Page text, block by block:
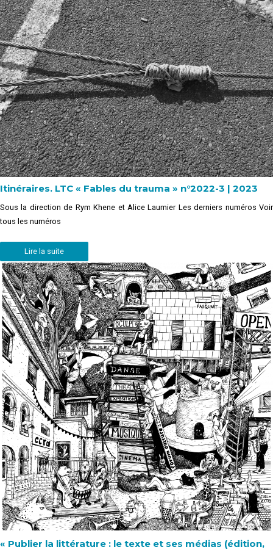
Itinéraires. LTC « Fables du trauma » n°2022-3 | 2023
Sous la direction de Rym Khene et Alice Laumier Les derniers numéros Voir
tous les numéros
Lire la suite
« Publier la littérature : le texte et ses médias (édition,